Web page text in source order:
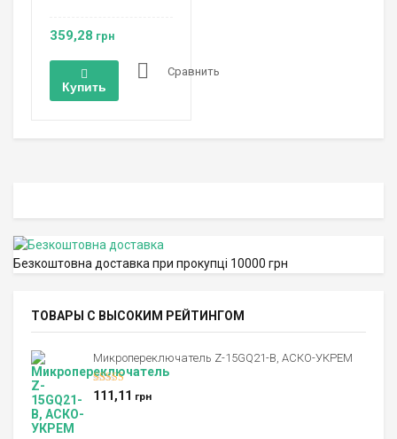
359,28 грн
Купить
Сравнить
Безкоштовна доставка при прокупці 10000 грн
ТОВАРЫ С ВЫСОКИМ РЕЙТИНГОМ
Микропереключатель Z-15GQ21-B, АСКО-УКРЕМ
Оценка5.00
из 5
111,11 грн